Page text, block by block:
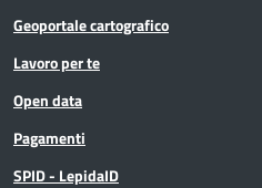
Geoportale cartografico
Lavoro per te
Open data
Pagamenti
SPID - LepidaID